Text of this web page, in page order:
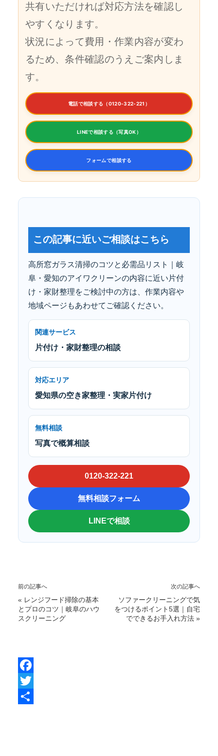
共有いただければ対応方法を確認し
やすくなります。
状況によって費用・作業内容が変わ
るため、条件確認のうえご案内しま
す。
電話で相談する（0120-322-221）
LINEで相談する（写真OK）
フォームで相談する
この記事に近いご相談はこちら
高所窓ガラス清掃のコツと必需品リスト｜岐
阜・愛知のアイワクリーンの内容に近い片付
け・家財整理をご検討中の方は、作業内容や
地域ページもあわせてご確認ください。
関連サービス
片付け・家財整理の相談
対応エリア
愛知県の空き家整理・実家片付け
無料相談
写真で概算相談
0120-322-221
無料相談フォーム
LINEで相談
前の記事へ
« レンジフード掃除の基本
とプロのコツ｜岐阜のハウ
スクリーニング
次の記事へ
ソファークリーニングで気
をつけるポイント5選｜自宅
でできるお手入れ方法 »
F